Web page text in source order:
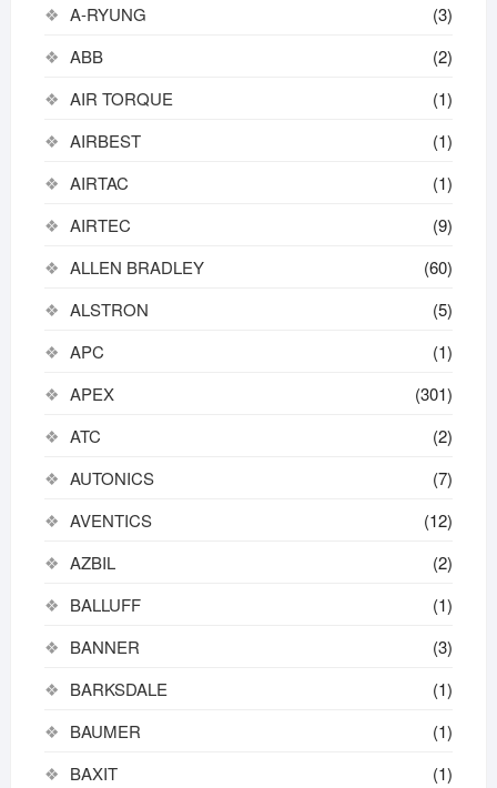
A-RYUNG
(3)
ABB
(2)
AIR TORQUE
(1)
AIRBEST
(1)
AIRTAC
(1)
AIRTEC
(9)
ALLEN BRADLEY
(60)
ALSTRON
(5)
APC
(1)
APEX
(301)
ATC
(2)
AUTONICS
(7)
AVENTICS
(12)
AZBIL
(2)
BALLUFF
(1)
BANNER
(3)
BARKSDALE
(1)
BAUMER
(1)
BAXIT
(1)